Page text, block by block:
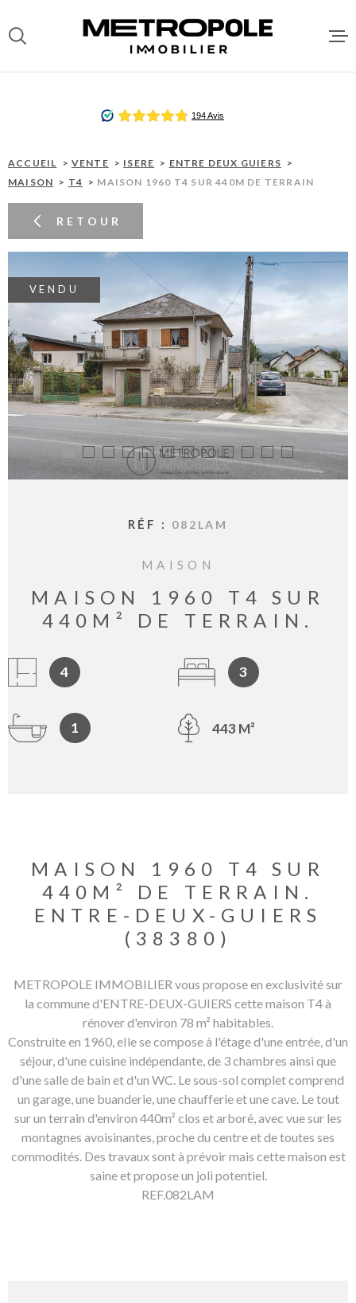
au
menu
au
contenu
VENTES
DEPOT
CHEZ
ACCUEIL VENTE ISERE
ENTRE DEUX GUIERS
MAISON
T4 MAISON 1960 T4 SUR 440M DE TERRAIN
RETOUR
VENDU
RÉF : 082LAM
MAISON
MAISON 1960 T4 SUR
440M² DE TERRAIN.
4 3
1 443 M²
MAISON 1960 T4 SUR
440M² DE TERRAIN.
ENTRE-DEUX-GUIERS
(38380)
METROPOLE IMMOBILIER vous propose en exclusivité sur
la commune d'ENTRE-DEUX-GUIERS cette maison T4 à
rénover d'environ 78 m² habitables.
Construite en 1960, eIle se compose à l'étage d'une entrée, d'un
séjour, d'une cuisine indépendante, de 3 chambres ainsi que
d'une salle de bain et d'un WC. Le sous-sol complet comprend
un garage, une buanderie, une chaufferie et une cave. Le tout
sur un terrain d'environ 440m² clos et arboré, avec vue sur les
montagnes avoisinantes, proche du centre et de toutes ses
commodités. Des travaux sont à prévoir mais cette maison est
saine et propose un joli potentiel.
REF.082LAM